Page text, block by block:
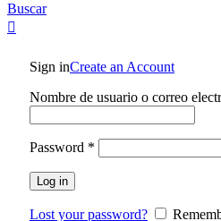
Buscar
Sign inCreate an Account
Nombre de usuario o correo
Password *
Log in
Lost your password?